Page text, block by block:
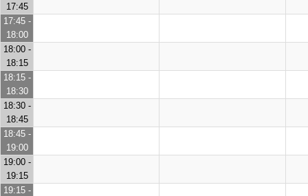
17:45
17:45 -
18:00
18:00 -
18:15
18:15 -
18:30
18:30 -
18:45
18:45 -
19:00
19:00 -
19:15
19:15 -